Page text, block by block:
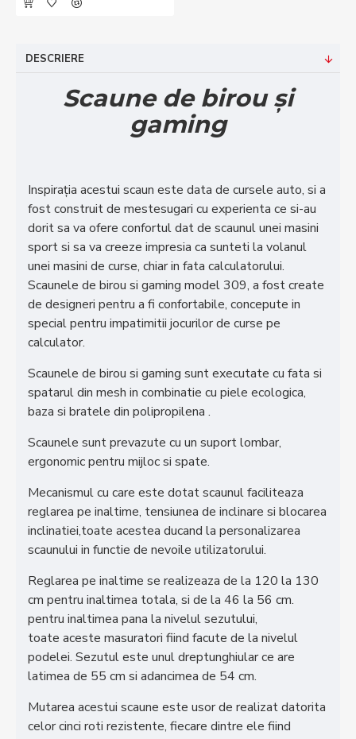
DESCRIERE
Scaune de birou și
gaming
Inspirația acestui scaun este data de cursele auto, si a
fost construit de mestesugari cu experienta ce si-au
dorit sa va ofere confortul dat de scaunul unei masini
sport si sa va creeze impresia ca sunteti la volanul
unei masini de curse, chiar in fata calculatorului.
Scaunele de birou si gaming model 309, a fost create
de designeri pentru a fi confortabile, concepute in
special pentru impatimitii jocurilor de curse pe
calculator.
Scaunele de birou si gaming sunt executate cu fata si
spatarul din mesh in combinatie cu piele ecologica,
baza si bratele din polipropilena .
Scaunele sunt prevazute cu un suport lombar,
ergonomic pentru mijloc si spate.
Mecanismul cu care este dotat scaunul faciliteaza
reglarea pe inaltime, tensiunea de inclinare si blocarea
inclinatiei,toate acestea ducand la personalizarea
scaunului in functie de nevoile utilizatorului.
Reglarea pe inaltime se realizeaza de la 120 la 130
cm pentru inaltimea totala, si de la 46 la 56 cm.
pentru inaltimea pana la nivelul sezutului,
toate aceste masuratori fiind facute de la nivelul
podelei. Sezutul este unul dreptunghiular ce are
latimea de 55 cm si adancimea de 54 cm.
Mutarea acestui scaune este usor de realizat datorita
celor cinci roti rezistente, fiecare dintre ele fiind